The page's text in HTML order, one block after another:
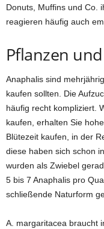
Donuts, Muffins und Co.
reagieren häufig auch
Pflanzen
Anaphalis sind
kaufen sollten. Die
häufig recht kompliziert.
kaufen, erhalten Sie
Blütezeit kaufen, in der
diese haben sich schon
wurden als Zwiebel
5 bis 7 Anaphalis pro
schließende Naturform
A. margaritacea braucht